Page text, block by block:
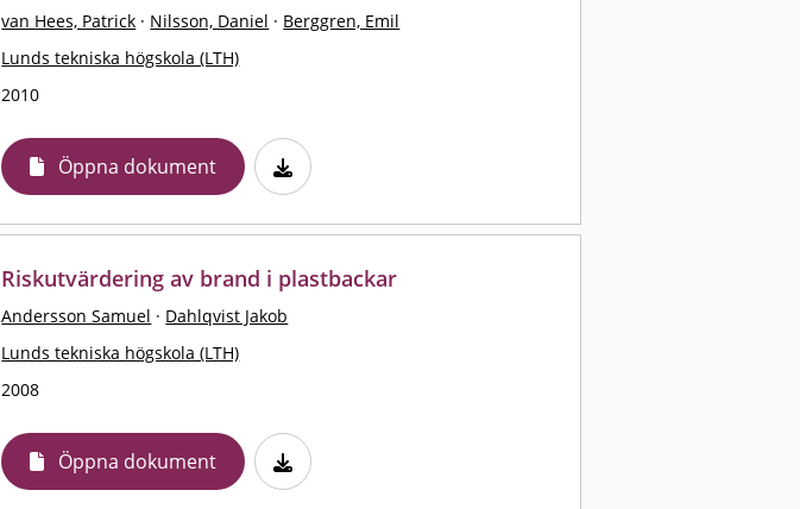
van Hees, Patrick · Nilsson, Daniel · Berggren, Emil
Lunds tekniska högskola (LTH)
2010
Öppna dokument
Riskutvärdering av brand i plastbackar
Andersson Samuel · Dahlqvist Jakob
Lunds tekniska högskola (LTH)
2008
Öppna dokument